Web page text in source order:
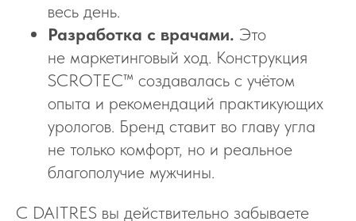
весь день.
Разработка с врачами. Это
не маркетинговый ход. Конструкция
SCROTEC™ создавалась с учётом
опыта и рекомендаций практикующих
урологов. Бренд ставит во главу угла
не только комфорт, но и реальное
благополучие мужчины.
С DAITRES вы действительно забываете